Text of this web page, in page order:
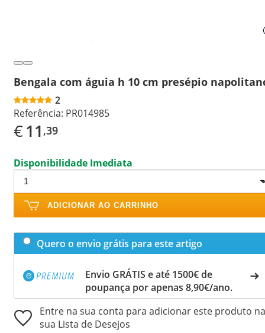
Bengala com águia h 10 cm presépio
2
Referência: PR014985
€11 ,39
Disponibilidade Imediata
ADICIONAR AO CARRINHO
Quero o envio grátis para este artigo
Envio GRÁTIS e até 1500€ de
poupança por apenas 8,90€/ano.
Entre na sua conta para adicionar este produto na
sua Lista de Desejos